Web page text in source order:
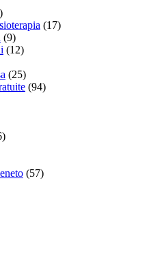
(17)
(9)
(12)
(25)
(94)
(57)